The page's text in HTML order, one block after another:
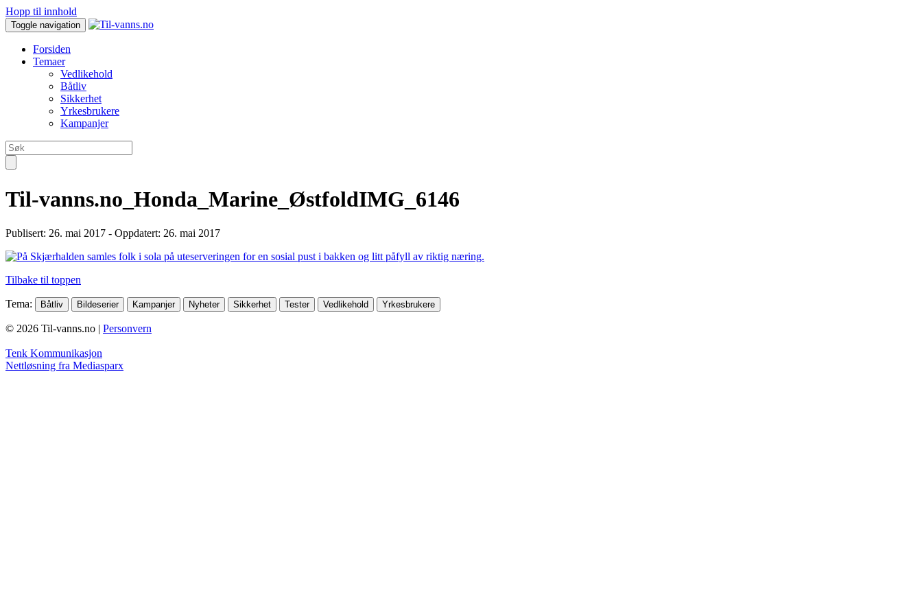
Hopp til innhold
Toggle navigation
Forsiden
Temaer
Vedlikehold
Båtliv
Sikkerhet
Yrkesbrukere
Kampanjer
Til-vanns.no_Honda_Marine_ØstfoldIMG_6146
Publisert: 26. mai 2017 - Oppdatert: 26. mai 2017
Tilbake til toppen
Tema: Båtliv Bildeserier Kampanjer Nyheter Sikkerhet Tester Vedlikehold Yrkesbrukere
© 2026 Til-vanns.no | Personvern
Tenk Kommunikasjon
Nettløsning fra Mediasparx